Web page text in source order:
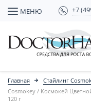
МЕНЮ +7
Главная
Стайлинг
Cosmokey / Космокей
120 г